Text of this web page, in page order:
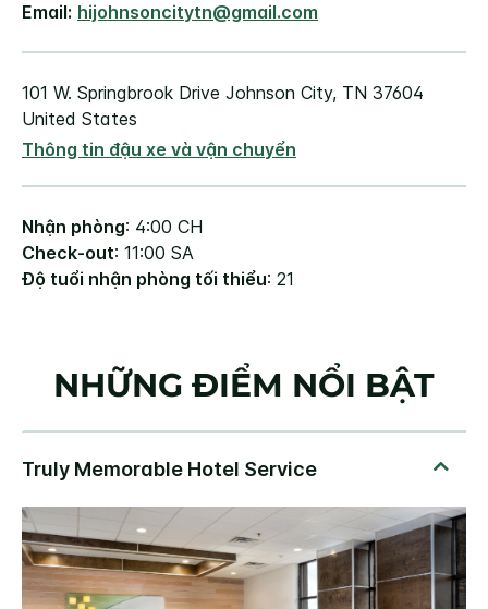
Email: hijohnsoncitytn@gmail.com
101 W. Springbrook Drive Johnson City, TN 37604
United States
Thông tin đậu xe và vận chuyển
Nhận phòng: 4:00 CH
Check-out: 11:00 SA
Độ tuổi nhận phòng tối thiểu: 21
NHỮNG ĐIỂM NỔI BẬT